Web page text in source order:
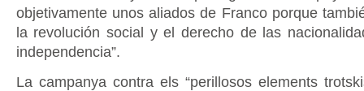
objetivamente unos aliados de Franco porque
la revolución social y el derecho de las
independencia”.
La campanya contra els “perillosos elements